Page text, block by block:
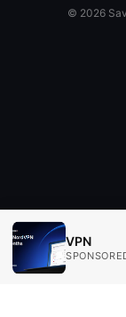
VPN
© 2026